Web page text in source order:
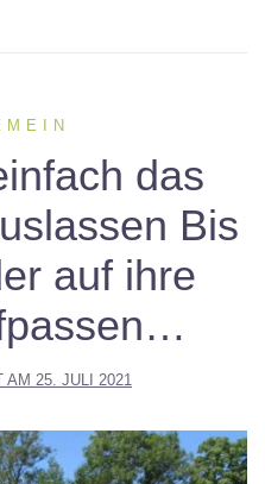
das
Bis
auf ihre
AM 25. JULI 2021